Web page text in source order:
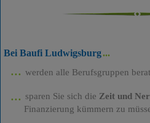
Bei Baufi Ludwigsburg
werden alle Berufsgruppen
sparen Sie sich die Zeit und
Finanzierung kümmern zu